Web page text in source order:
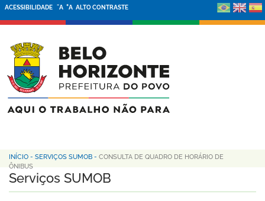
ACESSIBILIDADE -A +A ALTO CONTRASTE
INÍCIO - SERVIÇOS SUMOB - CONSULTA DE QUADRO DE HORÁRIO DE
ÔNIBUS
Serviços SUMOB